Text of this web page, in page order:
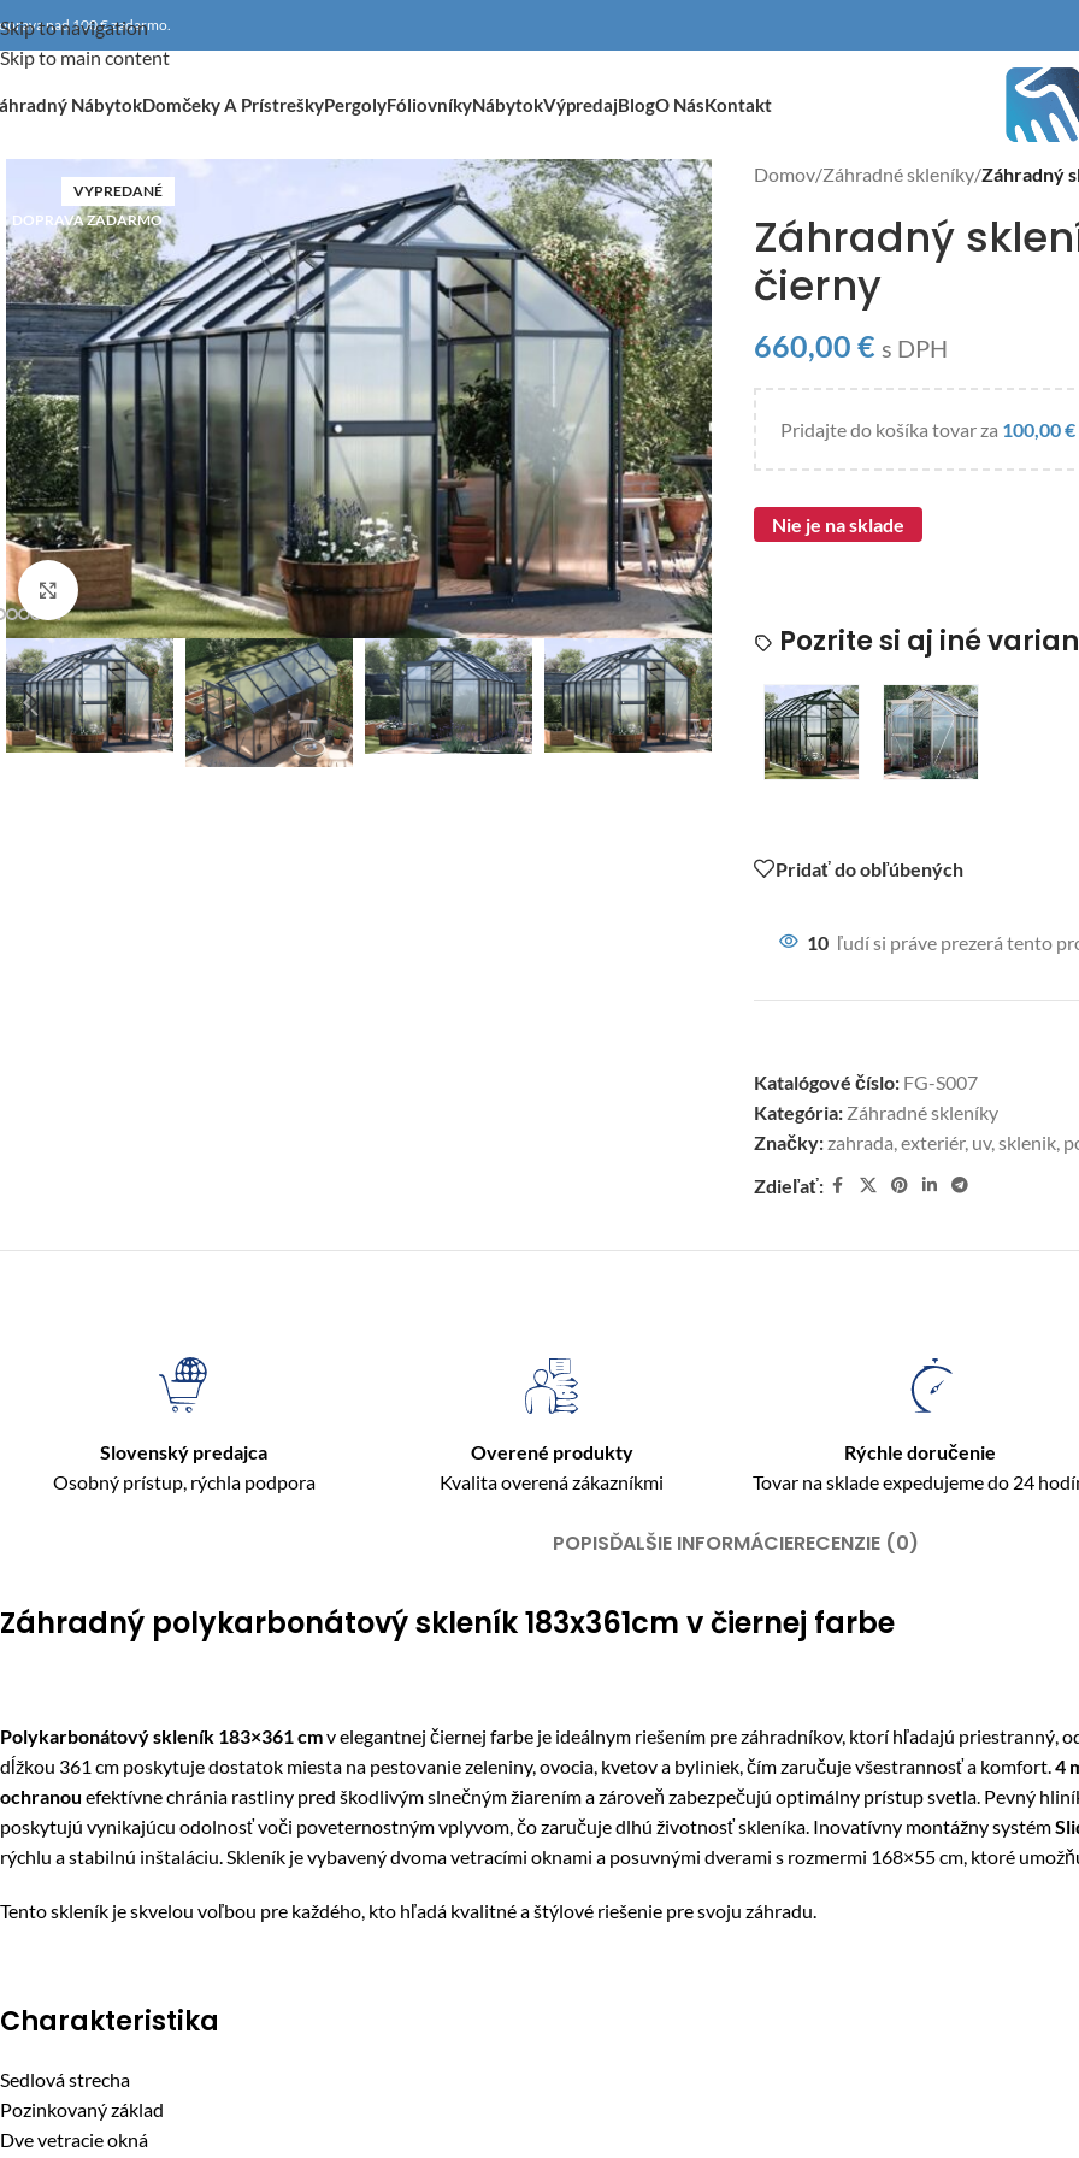
Skip to navigation
Skip to main content
nad 100 € zadarmo.
NábytokDomčeky A PrístreškyPergolyFóliovníkyNábytokVýpredajBlogO NásKontakt
VYPREDANÉ
DOPRAVA ZADARMO
Click to enlarge
Domov/Záhradné skleníky/Záhradný
Záhradný
čierny
660,00 € s DPH
Pridajte do košíka tovar za 100,00€
Nie je na sklade
Pozrite si aj iné
Pridať do obľúbených
10 ľudí si práve prezerá tento
Katalógové číslo: FG-S007
Kategória: Záhradné skleníky
Značky:zahrada,exteriér, uv,sklenik,
Zdieľať:
Slovenský predajca
Osobný prístup, rýchla podpora
Overené produkty
Kvalita overená zákazníkmi
Rýchle doručenie
Tovar na sklade expedujeme do 24
POPISĎALŠIE INFORMÁCIERECENZIE (0)
Záhradný polykarbonátový skleník 183x361cm v čiernej farbe
Polykarbonátový skleník 183×361 cmv elegantnej čiernej farbe je ideálnym riešením pre záhradníkov, ktorí hľadajú priestranný,
dĺžkou 361 cm poskytuje dostatok miesta na pestovanie zeleniny, ovocia, kvetov a byliniek, čím zaručuje všestrannosť a komfort.4
ochranou efektívne chránia rastliny pred škodlivým slnečným žiarením a zároveň zabezpečujú optimálny prístup svetla. Pevný
poskytujú vynikajúcu odolnosť voči poveternostným vplyvom, čo zaručuje dlhú životnosť skleníka. Inovatívny montážny systém
rýchlu a stabilnú inštaláciu. Skleník je vybavený dvoma vetracími oknami a posuvnými dverami s rozmermi 168×55 cm, ktoré
Tento skleník je skvelou voľbou pre každého, kto hľadá kvalitné a štýlové riešenie pre svoju záhradu.
Charakteristika
Sedlová strecha
Pozinkovaný základ
Dve vetracie okná